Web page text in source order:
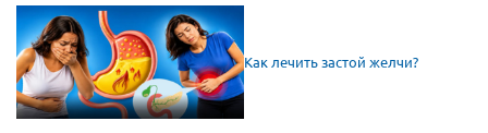
Как лечить застой желчи?